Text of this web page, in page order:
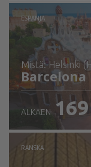
ESPANJA
mistä: Helsinki
Barcelona
Tarkista
ALKAEN 169
RANSKA